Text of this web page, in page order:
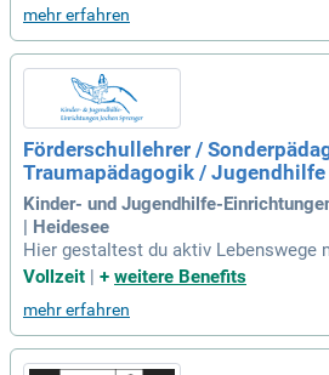
litätsprogrammen; Beratung von
ichen und pädagogischen
mehr erfahren
Förderschullehrer /
Traumapädagogik /
Kinder- und Jugendhilfe-
| Heidesee
Hier gestaltest du aktiv Lebenswege
e und siehst, wie deine Tätigkeit
mten Dasein und erlebst dabei tiefe
Vollzeit
+ weitere Benefits
mehr erfahren